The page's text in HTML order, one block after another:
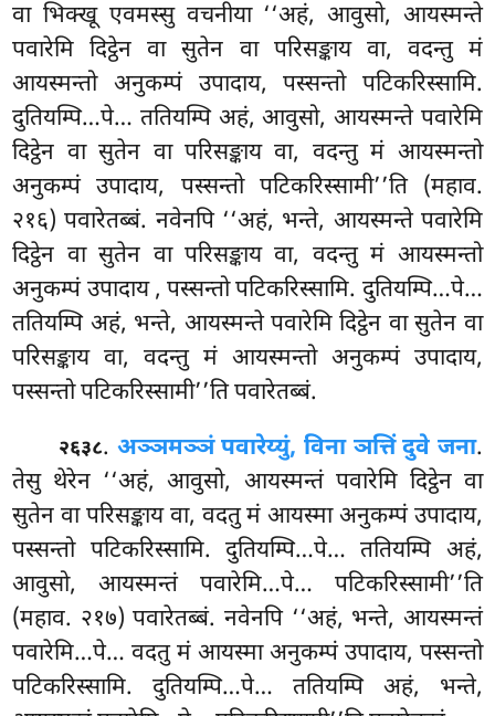
वा भिक्खू एवमस्सु वचनीया ‘‘अहं, आवुसो, आयस्मन्ते
पवारेमि दिट्ठेन वा सुतेन वा परिसङ्काय वा, वदन्तु मं
आयस्मन्तो अनुकम्पं उपादाय, पस्सन्तो पटिकरिस्सामि.
दुतियम्पि…पे… ततियम्पि अहं, आवुसो, आयस्मन्ते पवारेमि
दिट्ठेन वा सुतेन वा परिसङ्काय वा, वदन्तु मं आयस्मन्तो
अनुकम्पं उपादाय, पस्सन्तो पटिकरिस्सामी’’ति (महाव.
२१६) पवारेतब्बं. नवेनपि ‘‘अहं, भन्ते, आयस्मन्ते पवारेमि
दिट्ठेन वा सुतेन वा परिसङ्काय वा, वदन्तु मं आयस्मन्तो
अनुकम्पं उपादाय, पस्सन्तो पटिकरिस्सामि. दुतियम्पि…पे…
ततियम्पि अहं, भन्ते, आयस्मन्ते पवारेमि दिट्ठेन वा सुतेन वा
परिसङ्काय वा, वदन्तु मं आयस्मन्तो अनुकम्पं उपादाय,
पस्सन्तो पटिकरिस्सामी’’ति पवारेतब्बं.
२६३८. अञ्ञमञ्ञं पवारेय्युं, विना ञत्तिं दुवे जना.
तेसु थेरेन ‘‘अहं, आवुसो, आयस्मन्तं पवारेमि दिट्ठेन वा
सुतेन वा परिसङ्काय वा, वदतु मं आयस्मा अनुकम्पं उपादाय,
पस्सन्तो पटिकरिस्सामि. दुतियम्पि…पे… ततियम्पि अहं,
आवुसो, आयस्मन्तं पवारेमि…पे… पटिकरिस्सामी’’ति
(महाव. २१७) पवारेतब्बं. नवेनपि ‘‘अहं, भन्ते, आयस्मन्तं
पवारेमि…पे… वदतु मं आयस्मा अनुकम्पं उपादाय, पस्सन्तो
पटिकरिस्सामि. दुतियम्पि…पे… ततियम्पि अहं, भन्ते,